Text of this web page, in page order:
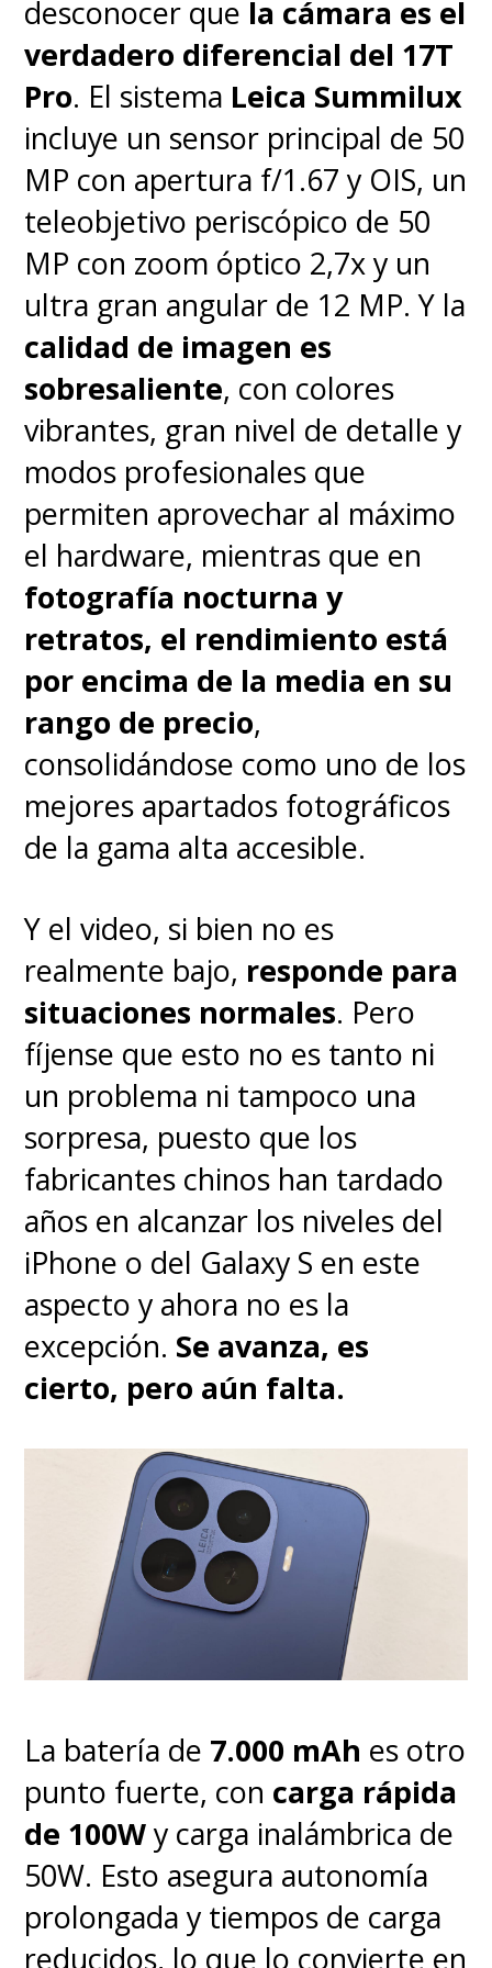
tragedia, es simplemente un
buen vecino que busca hacer
el bien por todos los que le
rodean, aunque el mundo no
siempre valore a alguien
bueno.
Ponerse la máscara para
hacer una diferencia, aunque
el mundo no siempre lo pone
fácil.Buen corazón y problemas
terrenales, reales y actuales, en
una serie animada que resulta
una bienvenida adición al legado
del trepamuros.Con una sola
escena, logra entenderlo
todo.
Tu amigo y vecino Spider-Man
ya está disponible en Disney+
con sus primeros dos
episodios, teniendo nuevos
capítulos cada miércoles en el
streaming.
desconocer que la cámara es el
verdadero diferencial del 17T
Pro. El sistema Leica Summilux
incluye un sensor principal de 50
MP con apertura f/1.67 y OIS, un
teleobjetivo periscópico de 50
MP con zoom óptico 2,7x y un
ultra gran angular de 12 MP. Y la
calidad de imagen es
sobresaliente, con colores
vibrantes, gran nivel de detalle y
modos profesionales que
permiten aprovechar al máximo
el hardware, mientras que en
fotografía nocturna y
retratos, el rendimiento está
por encima de la media en su
rango de precio,
consolidándose como uno de los
mejores apartados fotográficos
de la gama alta accesible.
Y el video, si bien no es
realmente bajo, responde para
situaciones normales. Pero
fíjense que esto no es tanto ni
un problema ni tampoco una
sorpresa, puesto que los
fabricantes chinos han tardado
años en alcanzar los niveles del
iPhone o del Galaxy S en este
aspecto y ahora no es la
excepción. Se avanza, es
cierto, pero aún falta.
La batería de 7.000 mAh es otro
punto fuerte, con carga rápida
de 100Wy carga inalámbrica de
50W. Esto asegura autonomía
prolongada y tiempos de carga
reducidos, lo que lo convierte en